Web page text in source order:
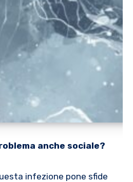
anche sociale?
infezione pone sfide